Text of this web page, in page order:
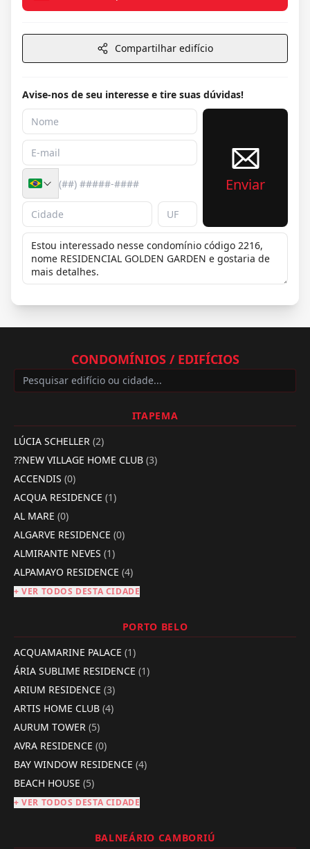
Compartilhar edifício
Avise-nos de seu interesse e tire suas dúvidas!
Enviar
CONDOMÍNIOS / EDIFÍCIOS
ITAPEMA
LÚCIA SCHELLER (2)
??NEW VILLAGE HOME CLUB (3)
ACCENDIS (0)
ACQUA RESIDENCE (1)
AL MARE (0)
ALGARVE RESIDENCE (0)
ALMIRANTE NEVES (1)
ALPAMAYO RESIDENCE (4)
+ VER TODOS DESTA CIDADE
PORTO BELO
ACQUAMARINE PALACE (1)
ÁRIA SUBLIME RESIDENCE (1)
ARIUM RESIDENCE (3)
ARTIS HOME CLUB (4)
AURUM TOWER (5)
AVRA RESIDENCE (0)
BAY WINDOW RESIDENCE (4)
BEACH HOUSE (5)
+ VER TODOS DESTA CIDADE
BALNEÁRIO CAMBORIÚ